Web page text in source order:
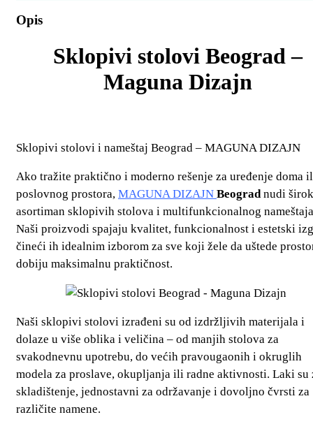
Opis
Sklopivi stolovi Beograd –
Maguna Dizajn
Sklopivi stolovi i nameštaj Beograd – MAGUNA DIZAJN
Ako tražite praktično i moderno rešenje za uređenje doma
poslovnog prostora, MAGUNA DIZAJN Beogradnudi širok
asortiman sklopivih stolova i multifunkcionalnog
Naši proizvodi spajaju kvalitet, funkcionalnost i estetski
čineći ih idealnim izborom za sve koji žele da uštede
dobiju maksimalnu praktičnost.
Naši sklopivi stolovi izrađeni su od izdržljivih materijala i
dolaze u više oblika i veličina – od manjih stolova za
svakodnevnu upotrebu, do većih pravougaonih i okruglih
modela za proslave, okupljanja ili radne aktivnosti. Laki su
skladištenje, jednostavni za održavanje i dovoljno čvrsti za
različite namene.